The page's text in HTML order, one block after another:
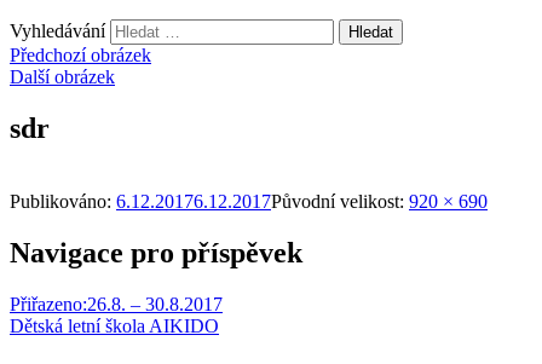
Vyhledávání
Předchozí obrázek
Další obrázek
sdr
Publikováno: 6.12.20176.12.2017Původní velikost: 920 × 690
Navigace pro příspěvek
Přiřazeno:26.8. – 30.8.2017
Dětská letní škola AIKIDO